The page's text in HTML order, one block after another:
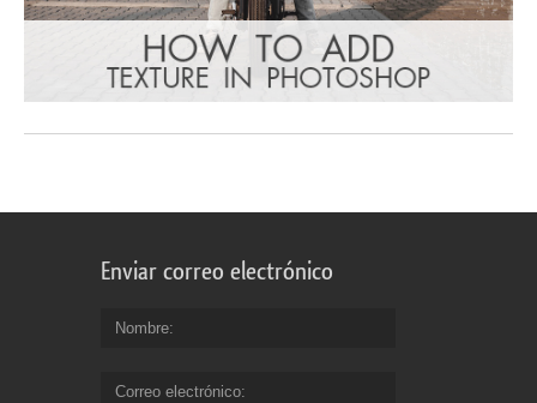
Enviar correo electrónico
Nombre
Correo electrónico